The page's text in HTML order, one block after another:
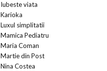
Iubeste viata
Karioka
Luxul simplitatii
Mamica Pediatru
Maria Coman
Martie din Post
Nina Costea